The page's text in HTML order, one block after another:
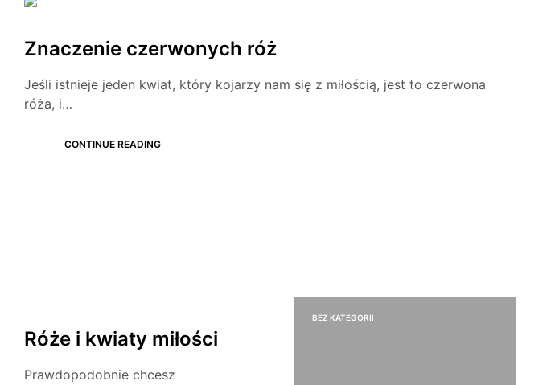
Znaczenie czerwonych róż
Jeśli istnieje jeden kwiat, który kojarzy nam się z miłością, jest to czerwona
róża, i…
CONTINUE READING
Róże i kwiaty miłości
Prawdopodobnie chcesz
BEZ KATEGORII